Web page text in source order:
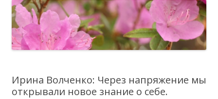
Ирина Волченко: Через напряжение мы
открывали новое знание о себе.